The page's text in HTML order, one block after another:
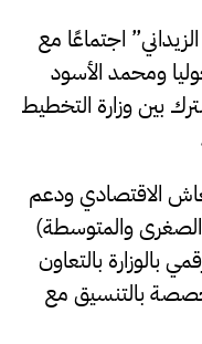
اجتماعًا مع
ومحمد الأسود
بين وزارة التخطيط
الاقتصادي ودعم
الصغرى والمتوسطة)
بالوزارة بالتعاون
بالتنسيق مع